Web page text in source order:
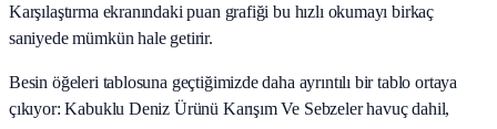
Karşılaştırma ekranındaki puan grafiği bu hızlı okumayı birkaç
saniyede mümkün hale getirir.
Besin öğeleri tablosuna geçtiğimizde daha ayrıntılı bir tablo ortaya
çıkıyor: Kabuklu Deniz Ürünü Karışım Ve Sebzeler havuç dahil,